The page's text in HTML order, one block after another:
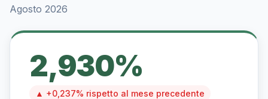
Agosto 2026
2,930%
▲ +0,237% rispetto al mese precedente